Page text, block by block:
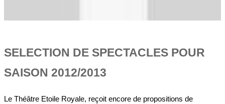
SELECTION DE SPECTACLES POUR
SAISON 2012/2013
Le Théâtre Etoile Royale, reçoit encore de propositions de